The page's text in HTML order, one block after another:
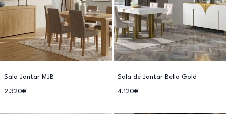
Sala Jantar MJB
2.320€
Sala de Jantar Bello Gold
4.120€